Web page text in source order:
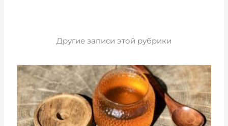
Другие записи этой рубрики